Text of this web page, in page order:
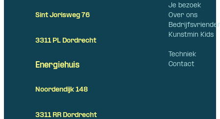
Je bezoek
Over ons
Kunstmin Kids
Techniek
Contact
Sint Jorisweg 76
3311 PL Dordrecht
Energiehuis
Noordendijk 148
3311 RR Dordrecht